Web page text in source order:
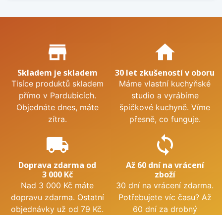
Proč nakupovat u nás?
store_mall_directory
Skladem je skladem
Tisíce produktů skladem
přímo v Pardubicích.
Objednáte dnes, máte
zítra.
home
30 let zkušeností v oboru
Máme vlastní kuchyňské
studio a vyrábíme
špičkové kuchyně. Víme
přesně, co funguje.
local_shipping
Doprava zdarma od
3 000 Kč
Nad 3 000 Kč máte
dopravu zdarma. Ostatní
objednávky už od 79 Kč.
sync
Až 60 dní na vrácení
zboží
30 dní na vrácení zdarma.
Potřebujete víc času? Až
60 dní za drobný